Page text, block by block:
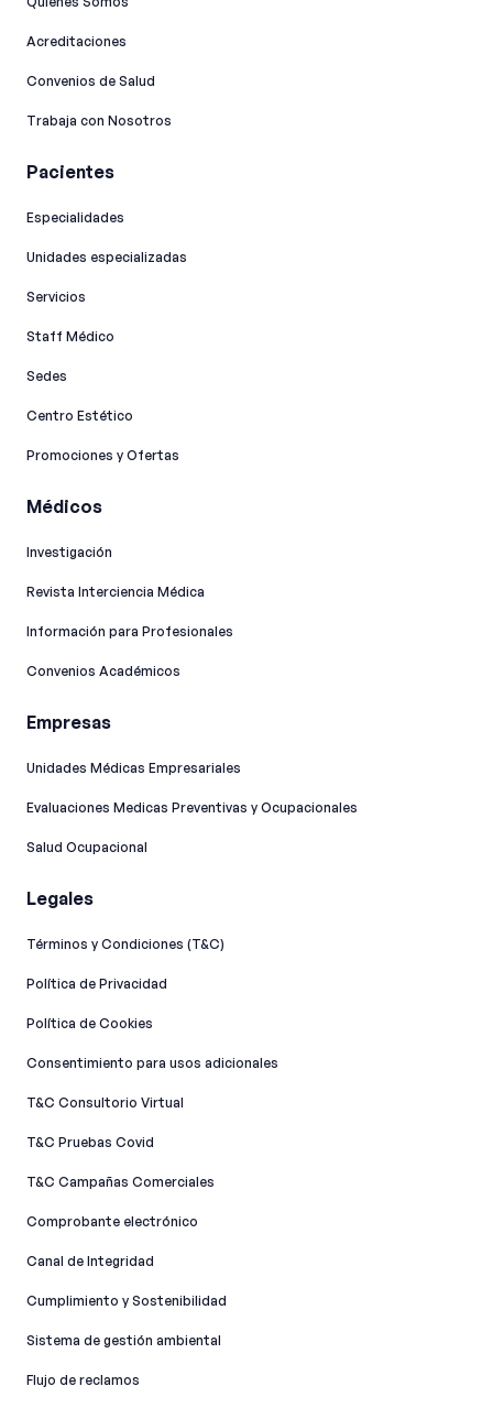
Acreditaciones
Convenios de Salud
Trabaja con Nosotros
Pacientes
Especialidades
Unidades especializadas
Servicios
Staff Médico
Sedes
Centro Estético
Promociones y Ofertas
Médicos
Investigación
Revista Interciencia Médica
Información para Profesionales
Convenios Académicos
Empresas
Unidades Médicas Empresariales
Evaluaciones Medicas Preventivas y Ocupacionales
Salud Ocupacional
Legales
Términos y Condiciones (T&C)
Política de Privacidad
Política de Cookies
Consentimiento para usos adicionales
T&C Consultorio Virtual
T&C Pruebas Covid
T&C Campañas Comerciales
Comprobante electrónico
Canal de Integridad​
Cumplimiento y Sostenibilidad
Sistema de gestión ambiental
Flujo de reclamos